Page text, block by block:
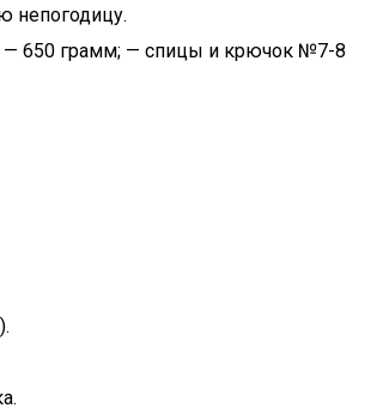
непогодицу.
— 650 грамм; — спицы и крючок №7-8